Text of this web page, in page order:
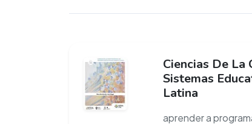
Ciencias De La
Sistemas
Latina
aprender a